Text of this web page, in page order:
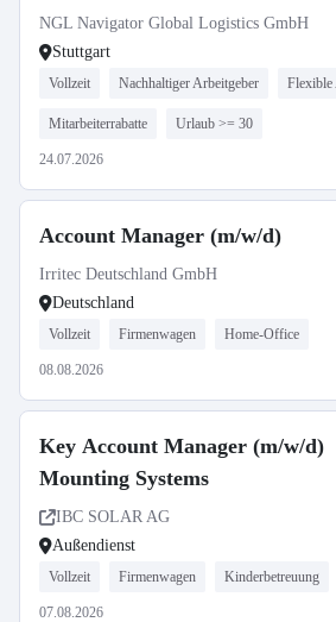
NGL Navigator Global Logistics GmbH
Stuttgart
Vollzeit Nachhaltiger Arbeitgeber Flexible
Mitarbeiterrabatte Urlaub >= 30
24.07.2026
Account Manager (m/w/d)
Irritec Deutschland GmbH
Deutschland
Vollzeit Firmenwagen Home-Office
08.08.2026
Key Account Manager (m/w/d)
Mounting Systems
IBC SOLAR AG
Außendienst
Vollzeit Firmenwagen Kinderbetreuung
07.08.2026